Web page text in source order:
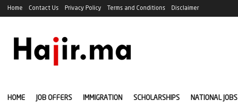
Home Contact Us Privacy Policy Terms and Conditions Disclaimer
HOME JOB OFFERS IMMIGRATION SCHOLARSHIPS NATIONAL JOBS